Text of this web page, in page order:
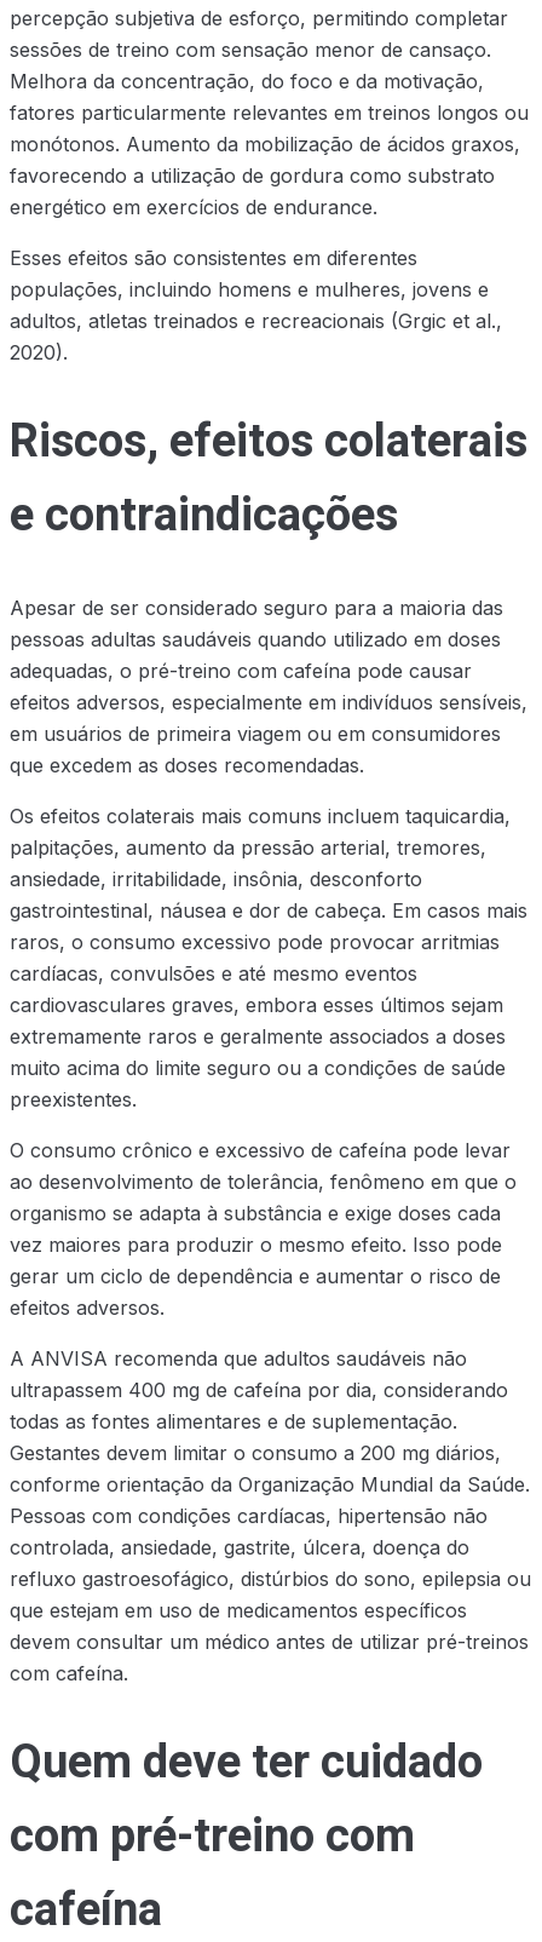
percepção subjetiva de esforço, permitindo completar
sessões de treino com sensação menor de cansaço.
Melhora da concentração, do foco e da motivação,
fatores particularmente relevantes em treinos longos ou
monótonos. Aumento da mobilização de ácidos graxos,
favorecendo a utilização de gordura como substrato
energético em exercícios de endurance.
Esses efeitos são consistentes em diferentes
populações, incluindo homens e mulheres, jovens e
adultos, atletas treinados e recreacionais (Grgic et al.,
2020).
Riscos, efeitos colaterais
e contraindicações
Apesar de ser considerado seguro para a maioria das
pessoas adultas saudáveis quando utilizado em doses
adequadas, o pré-treino com cafeína pode causar
efeitos adversos, especialmente em indivíduos sensíveis,
em usuários de primeira viagem ou em consumidores
que excedem as doses recomendadas.
Os efeitos colaterais mais comuns incluem taquicardia,
palpitações, aumento da pressão arterial, tremores,
ansiedade, irritabilidade, insônia, desconforto
gastrointestinal, náusea e dor de cabeça. Em casos mais
raros, o consumo excessivo pode provocar arritmias
cardíacas, convulsões e até mesmo eventos
cardiovasculares graves, embora esses últimos sejam
extremamente raros e geralmente associados a doses
muito acima do limite seguro ou a condições de saúde
preexistentes.
O consumo crônico e excessivo de cafeína pode levar
ao desenvolvimento de tolerância, fenômeno em que o
organismo se adapta à substância e exige doses cada
vez maiores para produzir o mesmo efeito. Isso pode
gerar um ciclo de dependência e aumentar o risco de
efeitos adversos.
A ANVISA recomenda que adultos saudáveis não
ultrapassem 400 mg de cafeína por dia, considerando
todas as fontes alimentares e de suplementação.
Gestantes devem limitar o consumo a 200 mg diários,
conforme orientação da Organização Mundial da Saúde.
Pessoas com condições cardíacas, hipertensão não
controlada, ansiedade, gastrite, úlcera, doença do
refluxo gastroesofágico, distúrbios do sono, epilepsia ou
que estejam em uso de medicamentos específicos
devem consultar um médico antes de utilizar pré-treinos
com cafeína.
Quem deve ter cuidado
com pré-treino com
cafeína